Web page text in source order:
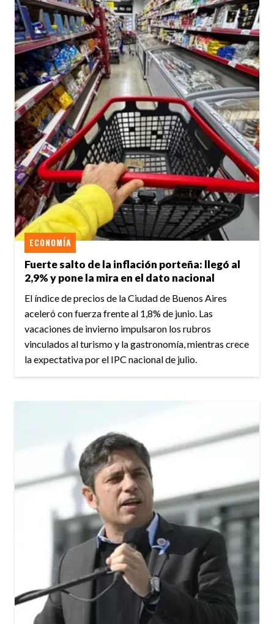
Fuerte salto de la inflación porteña: llegó al
2,9% y pone la mira en el dato nacional
ECONOMÍA
El índice de precios de la Ciudad de Buenos Aires
aceleró con fuerza frente al 1,8% de junio. Las
vacaciones de invierno impulsaron los rubros
vinculados al turismo y la gastronomía, mientras crece
la expectativa por el IPC nacional de julio.